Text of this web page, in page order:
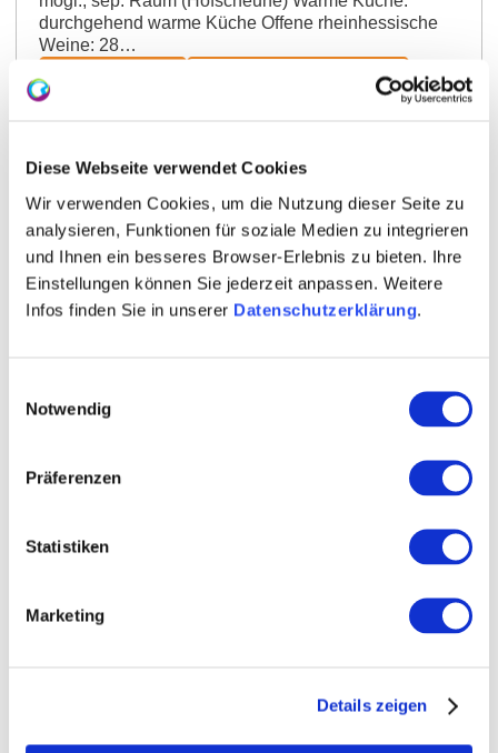
Diese Webseite verwendet Cookies
Wir verwenden Cookies, um die Nutzung dieser Seite zu
analysieren, Funktionen für soziale Medien zu integrieren
und Ihnen ein besseres Browser-Erlebnis zu bieten. Ihre
Einstellungen können Sie jederzeit anpassen. Weitere
Infos finden Sie in unserer Datenschutzerklärung.
Notwendig
Präferenzen
Statistiken
Marketing
Details zeigen
durchgehend warme Küche Offene rheinhessische
Weine: 28…
auf Karte anzeigen
Mainz
Betriebsart: Weinstube Küche: saisonal, regional
Wohlfühlen und genießen im Weinhaus Schreiner.
Bei regionalen Produkten, bei guten Weinen aus
dem In- und Ausland, sowie Bieren und Bränden aus
Deutschland – im Sommer auch im Weingarten. Die
Speisekarte wird wöchentlich angepasst, je nach
Markt und natürlich nach Laune. Gäste können sich
auf Karte anzeigen